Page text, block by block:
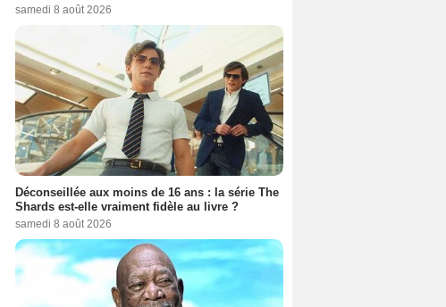
samedi 8 août 2026
Déconseillée aux moins de 16 ans : la série The
Shards est-elle vraiment fidèle au livre ?
samedi 8 août 2026